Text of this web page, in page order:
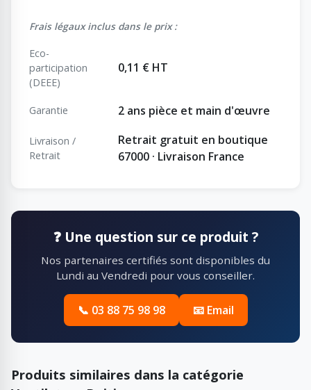
Frais légaux inclus dans le prix :
Eco-
participation
(DEEE)
0,11 € HT
Garantie 2 ans pièce et main d'œuvre
Livraison /
Retrait
Retrait gratuit en boutique
67000 · Livraison France
❓ Une question sur ce produit ?
Nos partenaires certifiés sont disponibles du
Lundi au Vendredi pour vous conseiller.
📞 03 88 75 98 98 📧 Email
Produits similaires dans la catégorie